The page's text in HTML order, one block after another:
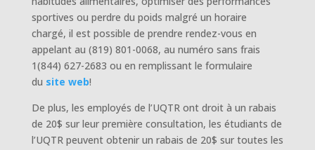
sportives ou perdre du poids malgré un horaire
chargé, il est possible de prendre rendez-vous en
appelant au (819) 801-0068, au numéro sans frais
1(844) 627-2683 ou en remplissant le formulaire
du site web!
De plus, les employés de l’UQTR ont droit à un rabais
de 20$ sur leur première consultation, les étudiants de
l’UQTR peuvent obtenir un rabais de 20$ sur toutes les